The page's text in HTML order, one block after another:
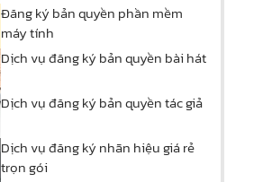
Đăng ký bản quyền phần mềm
máy tính
Dịch vụ đăng ký bản quyền bài hát
Dịch vụ đăng ký bản quyền tác giả
Dịch vụ đăng ký nhãn hiệu giá rẻ
trọn gói